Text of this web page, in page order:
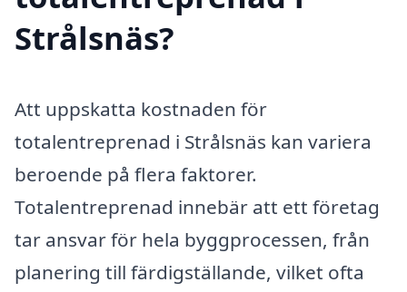
Strålsnäs?
Att uppskatta kostnaden för
totalentreprenad i Strålsnäs kan variera
beroende på flera faktorer.
Totalentreprenad innebär att ett företag
tar ansvar för hela byggprocessen, från
planering till färdigställande, vilket ofta